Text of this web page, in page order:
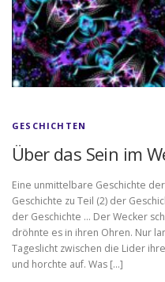
GESCHICHTEN
Über das Sein im
Eine unmittelbare Geschichte
Geschichte zu Teil (2) der
der Geschichte … Der Wecker
dröhnte es in ihren Ohren. Nur
Tageslicht zwischen die Lider
und horchte auf. Was […]